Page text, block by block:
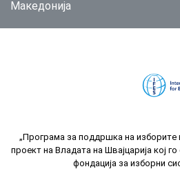
Македонија
„Програма за поддршка на изборите
проект на Владата на Швајцарија кој
фондација за изборни